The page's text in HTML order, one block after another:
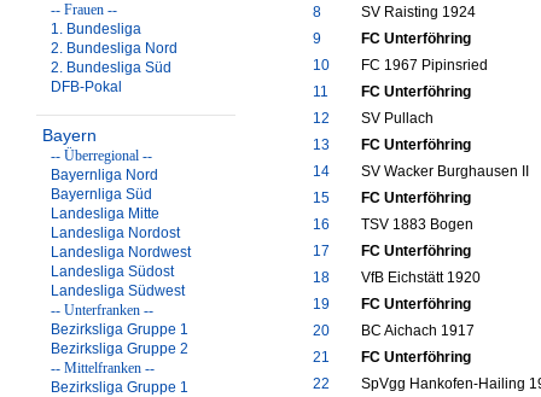
-- Frauen --
1. Bundesliga
2. Bundesliga Nord
2. Bundesliga Süd
DFB-Pokal
Bayern
-- Überregional --
Bayernliga Nord
Bayernliga Süd
Landesliga Mitte
Landesliga Nordost
Landesliga Nordwest
Landesliga Südost
Landesliga Südwest
-- Unterfranken --
Bezirksliga Gruppe 1
Bezirksliga Gruppe 2
-- Mittelfranken --
Bezirksliga Gruppe 1
8
SV Raisting 1924
9
FC Unterföhring
10
FC 1967 Pipinsried
11
FC Unterföhring
12
SV Pullach
13
FC Unterföhring
14
SV Wacker Burghausen II
15
FC Unterföhring
16
TSV 1883 Bogen
17
FC Unterföhring
18
VfB Eichstätt 1920
19
FC Unterföhring
20
BC Aichach 1917
21
FC Unterföhring
22
SpVgg Hankofen-Hailing